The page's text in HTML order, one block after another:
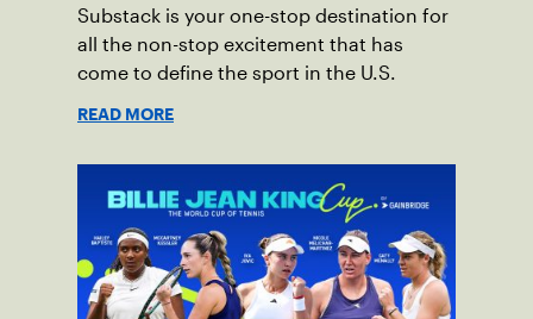
Substack is your one-stop destination for
all the non-stop excitement that has
come to define the sport in the U.S.
READ MORE